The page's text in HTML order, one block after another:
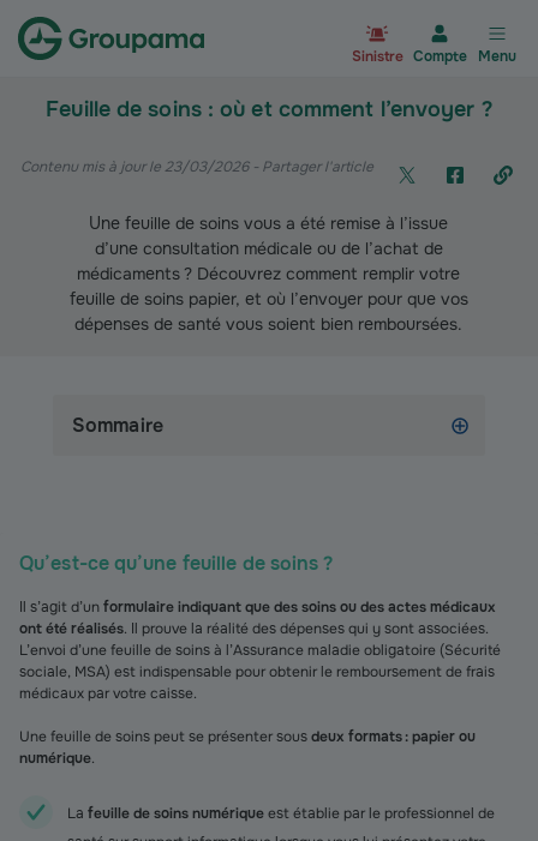
Sinistre Compte Menu
Feuille de soins : où et comment l’envoyer ?
Contenu mis à jour le 23/03/2026- Partager l'article
Une feuille de soins vous a été remise à l’issue
d’une consultation médicale ou de l’achat de
médicaments ? Découvrez comment remplir votre
feuille de soins papier, et où l’envoyer pour que vos
dépenses de santé vous soient bien remboursées.
Sommaire
Qu’est-ce qu’une feuille de soins ?
Il s’agit d’unformulaire indiquant que des soins ou des actes médicaux
ont été réalisés. Il prouve la réalité des dépenses qui y sont associées.
L’envoi d’une feuille de soins à l’Assurance maladie obligatoire (Sécurité
sociale, MSA) est indispensable pour obtenir le remboursement de frais
médicaux par votre caisse.
Une feuille de soins peut se présenter sousdeux formats : papier ou
numérique.
La feuille de soins numériqueest établie par le professionnel de